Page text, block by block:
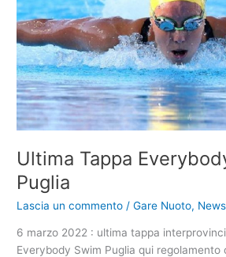
Ultima Tappa
Puglia
Lascia un commento /Gare Nuoto, News
6 marzo 2022 : ultima tappa
Everybody Swim Puglia qui regolamento